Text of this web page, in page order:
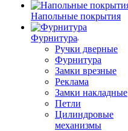
Напольные покрытия
Фурнитура
Ручки дверные
Фурнитура
Замки врезные
Реклама
Замки накладные
Петли
Цилиндровые
механизмы